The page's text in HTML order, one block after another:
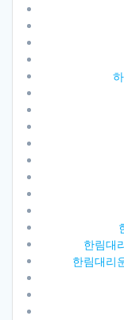
한림대
한림대리